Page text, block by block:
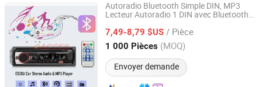
Autoradio Bluetooth Simple DIN, MP3
Lecteur Autoradio 1 DIN avec Bluetooth
USB/TF/Aux/EQ/Charge rapide avec
télécommande
sans fil
7,49-8,79 $US / Pièce
1 000 Pièces (MOQ)
Envoyer demande
NINGBO CONFIDENCE CAR ACCESSORY LTD.
Zhejiang, China Depuis 2021